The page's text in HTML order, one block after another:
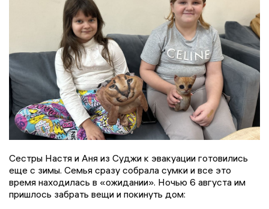
Сестры Настя и Аня из Суджи к эвакуации готовились
еще с зимы. Семья сразу собрала сумки и все это
время находилась в «ожидании». Ночью 6 августа им
пришлось забрать вещи и покинуть дом: